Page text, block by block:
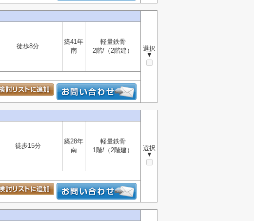
選択
▼
徒歩8分
築41年
南
軽量鉄骨
2階/（2階建）
選択
▼
徒歩15分
築28年
南
軽量鉄骨
1階/（2階建）